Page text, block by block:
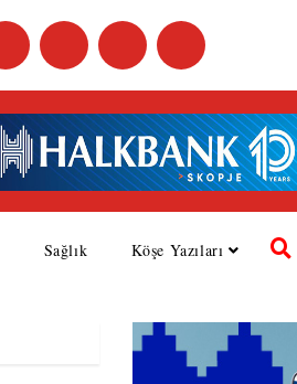
Sağlık Köşe Yazıları